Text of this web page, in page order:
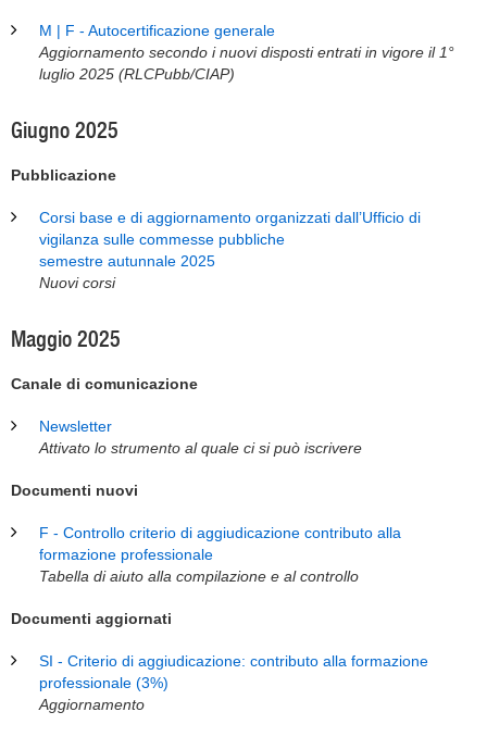
M | F - Autocertificazione generale
Aggiornamento secondo i nuovi disposti entrati in vigore il 1°
luglio 2025 (RLCPubb/CIAP)
Giugno 2025
Pubblicazione
Corsi base e di aggiornamento organizzati dall’Ufficio di
vigilanza sulle commesse pubbliche
semestre autunnale 2025
Nuovi corsi
Maggio 2025
Canale di comunicazione
Newsletter
Attivato lo strumento al quale ci si può iscrivere
Documenti nuovi
F - Controllo criterio di aggiudicazione contributo alla
formazione professionale
Tabella di aiuto alla compilazione e al controllo
Documenti aggiornati
SI - Criterio di aggiudicazione: contributo alla formazione
professionale (3%)
Aggiornamento